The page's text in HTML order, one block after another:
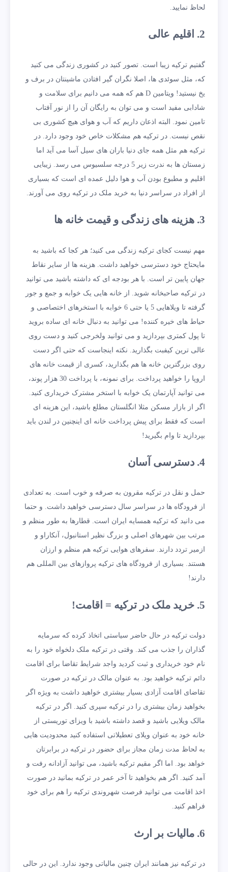
لحاظ نمایید.
2. اقلیم عالی
گفتیم ترکیه زیبا است. تصور کنید در کشوری زندگی می کنید
که، مثل سوئدی ها، اصلا نگران گیر افتادن ماشینتان در برف و
یخ نیستید! ویتامین D هم که همه می دانیم برای سلامت و
شادابی مفید است و می توان به رایگان آن را از نور آفتاب
تامین نمود. البته اذعان داریم که آب و هوای هیچ کشوری بی
نقص نیست. در ترکیه هم مشکلات خاص خود وجود دارد. در
ترکیه هم مثل همه جای دنیا باران های سیل آسا می آید اما
زمستان ها به ندرت زیر 5 درجه سلسیوس می رسد. زیبایی
اقلیم و مطبوع بودن آب و هوا دلیل عمده ای است که بسیاری
از افراد در سراسر دنیا به خرید ملک در ترکیه روی می آورند.
3. هزینه های زندگی و قیمت خانه ها
مهم نیست کجای ترکیه زندگی می کنید؛ هر کجا که باشید به
مایحتاج خود دسترسی خواهید داشت. هزینه ها از سایر نقاط
جهان پایین تر است. با هر بودجه ای که داشته باشید می توانید
در ترکیه صاحبخانه شوید. از خانه هایی یک خوابه و جمع و جور
گرفته تا ویلاهایی 5 یا حتی 6 خوابه با استخرهای اختصاصی و
حیاط های خیره کننده! می توانید به دنبال خانه ای ساده بروید
تا پول کمتری بپردازید و می توانید ولخرجی کنید و دست روی
عالی ترین کیفبت بگذارید. نکته اینجاست که حتی اگر دست
روی بزرگترین خانه ها هم بگذارید، کسری از قیمت خانه های
اروپا را خواهید پرداخت. برای نمونه، با پرداخت 30 هزار پوند،
می توانید آپارتمان یک خوابه با استخر مشترک خریداری کنید.
اگر از بازار مسکن مثلا انگلستان مطلع باشید، این هزینه ای
است که فقط برای پیش پرداخت خانه ای اینچنین در لندن باید
بپردازید تا وام بگیرید!
4. دسترسی آسان
حمل و نقل در ترکیه مقرون به صرفه و خوب است. به تعدادی
از فرودگاه ها در سراسر سال دسترسی خواهید داشت. و حتما
می دانید که ترکیه همسایه ایران است. قطارها به طور منظم و
مرتب بین شهرهای اصلی و بزرگ نظیر استانبول، آنکاراو و
ازمیر تردد دارند. سفرهای هوایی ترکیه هم منظم و ارزان
هستند. بسیاری از فرودگاه های ترکیه پروازهای بین المللی هم
دارند!
5. خرید ملک در ترکیه = اقامت!
دولت ترکیه در حال حاضر سیاستی اتخاذ کرده که سرمایه
گذاران را جذب می کند. وقتی در ترکیه ملک دلخواه خود را به
نام خود خریداری و ثبت کردید واجد شرایط تقاضا برای اقامت
دائم ترکیه خواهید بود. به عنوان مالک در ترکیه در صورت
تقاضای اقامت آزادی بسیار بیشتری خواهید داشت به ویژه اگر
بخواهید زمان بیشتری را در ترکیه سپری کنید. اگر در ترکیه
مالک ویلایی باشید و قصد داشته باشید با ویزای توریستی از
خانه خود به عنوان ویلای تعطیلاتی استفاده کنید محدودیت هایی
به لحاظ مدت زمان مجاز برای حضور در ترکیه در برابرتان
خواهد بود. اما اگر مقیم ترکیه باشید، می توانید آزادانه رفت و
آمد کنید. اگر هم بخواهید تا آخر عمر در ترکیه بمانید در صورت
اخذ اقامت می توانید فرصت شهروندی ترکیه را هم برای خود
فراهم کنید.
6. مالیات بر ارث
در ترکیه نیز همانند ایران چنین مالیاتی وجود ندارد. این در حالی